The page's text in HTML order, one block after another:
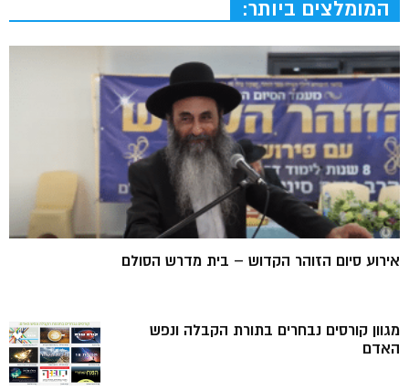
המומלצים ביותר:
אירוע סיום הזוהר הקדוש – בית מדרש הסולם
מגוון קורסים נבחרים בתורת הקבלה ונפש
האדם